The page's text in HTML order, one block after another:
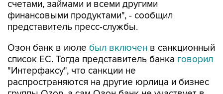
счетами, займами и всеми другими
финансовыми продуктами", - сообщил
представитель пресс-службы.
Озон банк в июле был включен в санкционный
список ЕС. Тогда представитель банка говорил
"Интерфаксу", что санкции не
распространяются на другие юрлица и бизнес